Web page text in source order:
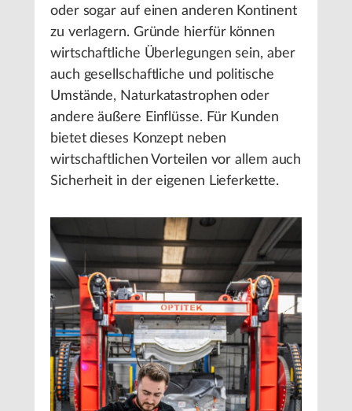
oder sogar auf einen anderen Kontinent
zu verlagern. Gründe hierfür können
wirtschaftliche Überlegungen sein, aber
auch gesellschaftliche und politische
Umstände, Naturkatastrophen oder
andere äußere Einflüsse. Für Kunden
bietet dieses Konzept neben
wirtschaftlichen Vorteilen vor allem auch
Sicherheit in der eigenen Lieferkette.